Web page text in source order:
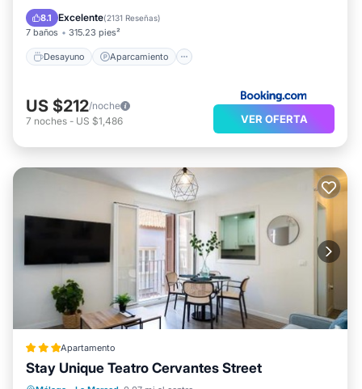
8.1 Excelente(2131 Reseñas)
7 baños 315.23 pies²
Desayuno Aparcamiento
Balcón/Terraza
US $212/noche
7 noches - US $1,486 VER OFERTA
Apartamento
Stay Unique Teatro Cervantes Street